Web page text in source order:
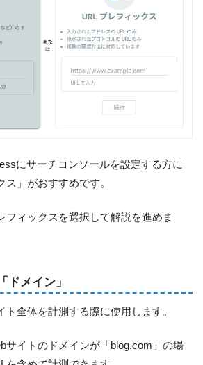
にサーチコンソールを設定する方に
」がおすすめです。
フィックスを選択して解説を進めま
ドメイン」
ト全体を計測する際に使用します。
サイトのドメインが「blog.com」の場